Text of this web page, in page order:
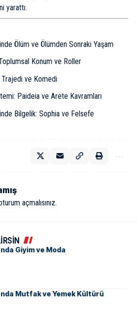
yarattı.
Ölüm ve Ölümden Sonraki Yaşam
Konum ve Roller
ve Komedi
Paideia ve Arete Kavramları
Bilgelik: Sophia ve Felsefe
açmalısınız.
Giyim ve Moda
Mutfak ve Yemek Kültürü